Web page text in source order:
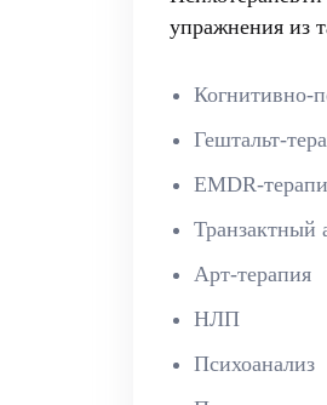
упражнения из
Когнитивно-
Гештальт-
EMDR-
Транзактный
Арт-терапия
НЛП
Психоанализ